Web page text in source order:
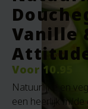
Vanille
Voor 10.95
Natuurlijke en
een heerlijk